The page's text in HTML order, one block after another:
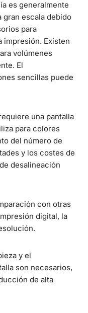
es generalmente
gran escala debido
para
impresión. Existen
volúmenes
El
sencillas puede
una pantalla
para colores
del número de
y los costes de
desalineación
con otras
digital, la
y el
son necesarios,
de alta